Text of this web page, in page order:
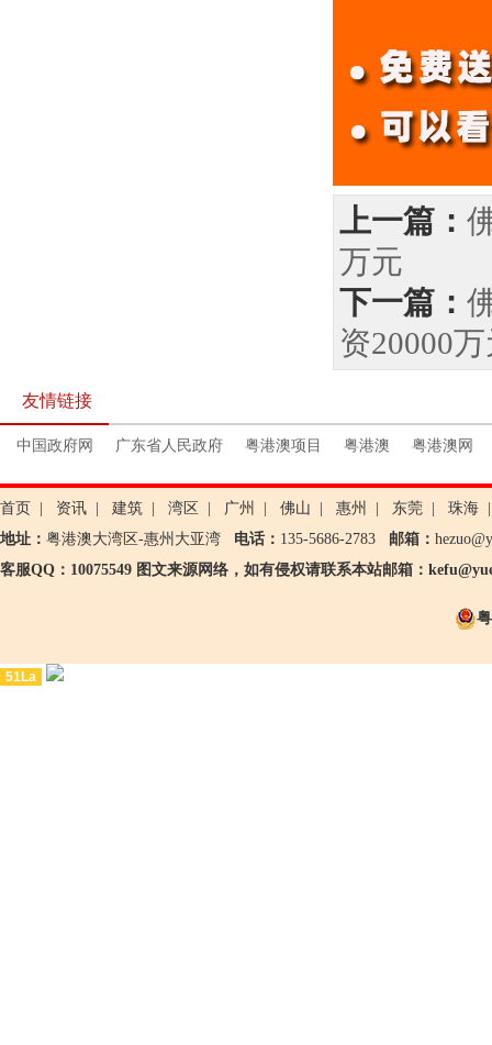
上一篇：
万元
下一篇：
资20000
友情链接
中国政府网 广东省人民政府 粤港澳项目 粤港澳 粤港澳网
首页 资讯 建筑 湾区 广州 佛山 惠州 东莞 珠海
地址： 粤港澳大湾区-惠州大亚湾 电话： 135-5686-2783 邮箱：
客服QQ：10075549 图文来源网络，如有侵权请联系本站邮箱：
51La